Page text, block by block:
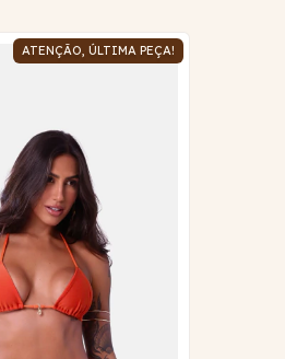
ATENÇÃO, ÚLTIMA PEÇA!